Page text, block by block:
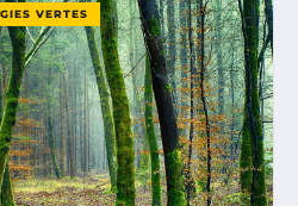
VERTES